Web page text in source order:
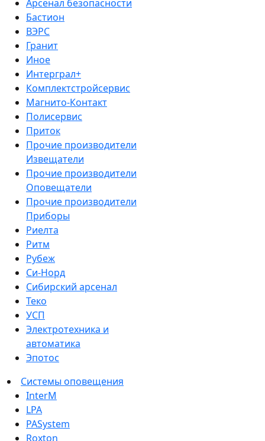
Арсенал безопасности
Бастион
ВЭРС
Гранит
Иное
Интерграл+
Комплектстройсервис
Магнито-Контакт
Полисервис
Приток
Прочие производители
Извещатели
Прочие производители
Оповещатели
Прочие производители
Приборы
Риелта
Ритм
Рубеж
Си-Норд
Сибирский арсенал
Теко
УСП
Электротехника и
автоматика
Эпотос
Системы оповещения
InterM
LPA
PASystem
Roxton